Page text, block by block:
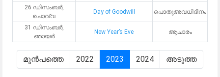
26 ഡിസംബർ,
ചൊവ്വ
Day of Goodwill പൊതുഅവധിദിനം
31 ഡിസംബർ,
ഞായർ
New Year’s Eve ആചാരം
മുൻപത്തെ 2022 2023 2024 അടുത്ത